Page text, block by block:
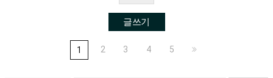
글쓰기
1 2 3 4 5